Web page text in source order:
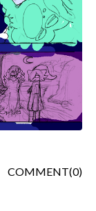
COMMENT(0)